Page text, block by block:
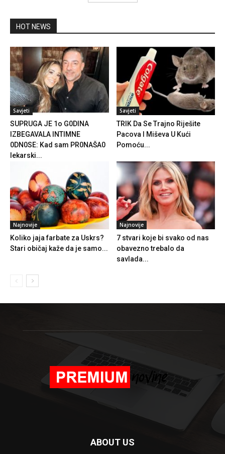
HOT NEWS
Savjeti
SUPRUGA JE 1o G0DINA
IZBEGAVALA INTIMNE
0DN0SE: Kad sam PR0NAŠA0
lekarski...
Savjeti
TRIK Da Se Trajno Riješite
Pacova I Miševa U Kući
Pomoću...
Najnovije
Koliko jaja farbate za Uskrs?
Stari običaj kaže da je samo...
Najnovije
7 stvari koje bi svako od nas
obavezno trebalo da
savlada...
ABOUT US